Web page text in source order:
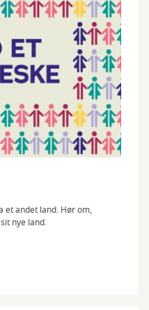
et andet land. Hør om,
nye land.